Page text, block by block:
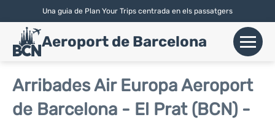
Una guia de Plan Your Trips centrada en els passatgers
English|Español| Català
Aeroport de Barcelona
Vols +
Aerolínies
Arribades Air Europa Aeroport
de Barcelona - El Prat (BCN) -